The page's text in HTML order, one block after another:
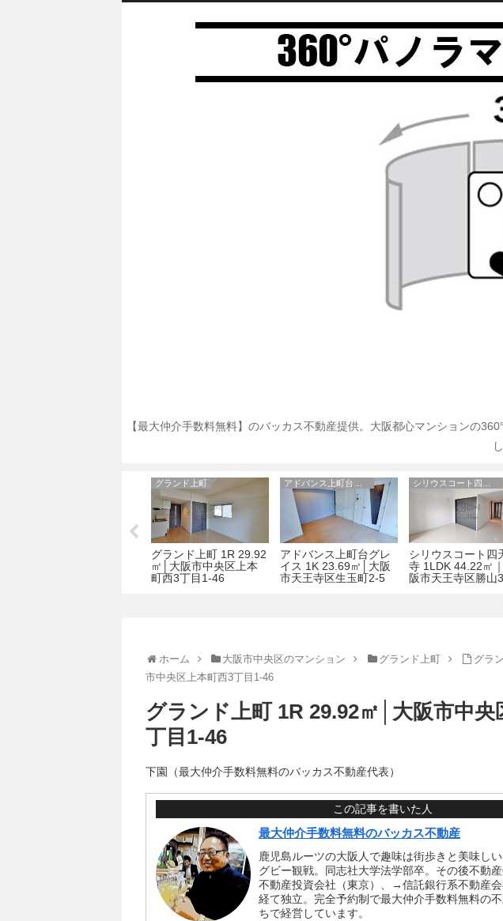
【最大仲介手数料無料】のバッカス不動産提供。大阪都心マンションの
グランド上町
グランド上町 1R 29.92
㎡│大阪市中央区上本
町西3丁目1-46
アドバンス上町台グレ
イス 1K 23.69㎡│大阪
市天王寺区生玉町2-5
シリウスコート四
寺 1LDK 44.22㎡
阪市天王寺区勝山
ホーム 大阪市中央区のマンション グランド上町
グラ
市中央区上本町西3丁目1-46
グランド上町 1R 29.92㎡│大阪市中央
丁目1-46
下園（最大仲介手数料無料のバッカス不動産代表）
この記事を書いた人
最大仲介手数料無料のバッカス不動産
鹿児島ルーツの大阪人で趣味は街歩きと美味し
グビー観戦。同志社大学法学部卒。その後不動
不動産投資会社（東京）、→信託銀行系不動産
経て独立。完全予約制で最大仲介手数料無料の
ちで経営しています。